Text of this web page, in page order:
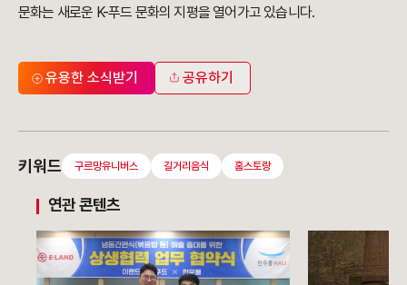
문화는 새로운 K-푸드 문화의 지평을 열어가고 있습니다.
유용한 소식받기 공유하기
키워드 구르망유니버스 길거리음식 홈스토랑
연관 콘텐츠